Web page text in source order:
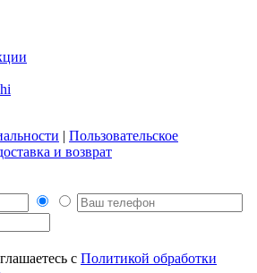
Пользовательское
и возврат
с Политикой обработки